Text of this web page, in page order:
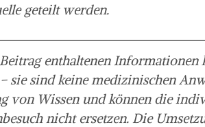
geteilt werden.
enthaltenen
sie sind keine medizinischen
von Wissen und können die
nicht ersetzen. Die